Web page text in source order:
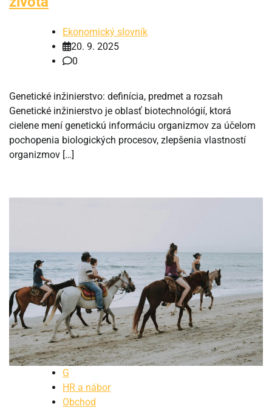
Ekonomický slovník
20. 9. 2025
0
Genetické inžinierstvo: definícia, predmet a rozsah
Genetické inžinierstvo je oblasť biotechnológií, ktorá
cielene mení genetickú informáciu organizmov za účelom
pochopenia biologických procesov, zlepšenia vlastností
organizmov […]
G
HR a nábor
Obchod